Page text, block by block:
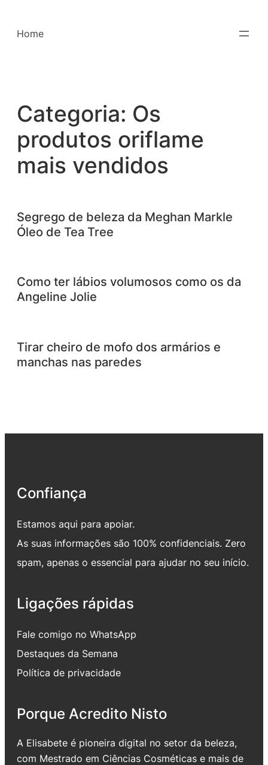
para
Home
Categoria: Os
produtos oriflame
mais vendidos
Segrego de beleza da Meghan Markle
Óleo de Tea Tree
Como ter lábios volumosos como os da
Angeline Jolie
Tirar cheiro de mofo dos armários e
manchas nas paredes
Confiança
Estamos aqui para apoiar.
As suas informações são 100% confidenciais. Zero
spam, apenas o essencial para ajudar no seu início.
Ligações rápidas
Fale comigo no WhatsApp
Destaques da Semana
Política de privacidade
Porque Acredito Nisto
A Elisabete é pioneira digital no setor da beleza,
com Mestrado em Ciências Cosméticas e mais de